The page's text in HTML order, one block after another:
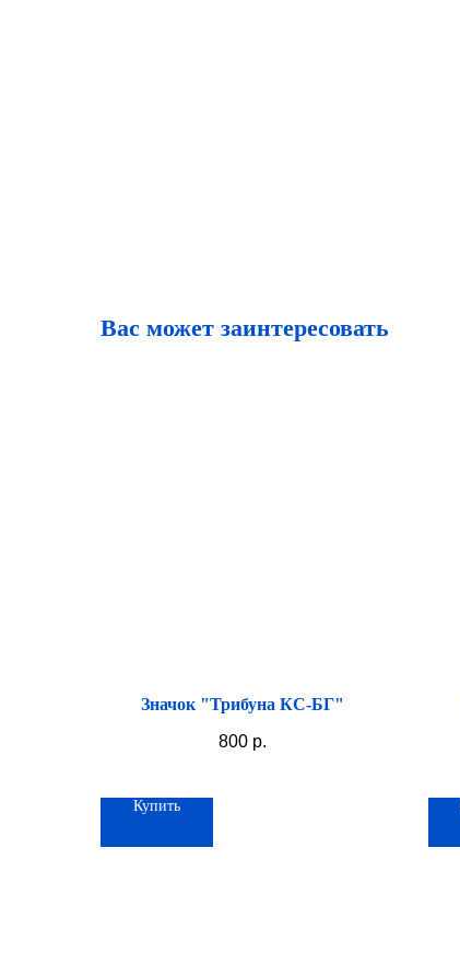
Вас может заинтересовать
Значок "Трибуна КС-БГ"
800 р.
Купить